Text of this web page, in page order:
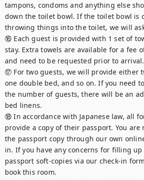
tampons, condoms and anything else
down the toilet bowl. If the toilet bowl is
throwing things into the toilet, we will
⑯ Each guest is provided with 1 set of
stay. Extra towels are available for a fee
and need to be requested prior to arrival.
⑰ For two guests, we will provide either
one double bed, and so on. If you need
the number of guests, there will be an
bed linens.
⑱ In accordance with Japanese law, all
provide a copy of their passport. You
the passport copy through our own
in. If you have any concerns for filling
passport soft-copies via our check-in
book this room.